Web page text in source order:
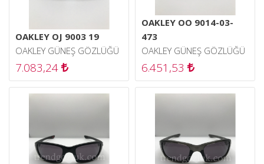
OAKLEY OO 9014-03-
473
OAKLEY GÜNEŞ GÖZLÜĞÜ
6.451,53
OAKLEY OJ 9003 19
OAKLEY GÜNEŞ GÖZLÜĞÜ
7.083,24